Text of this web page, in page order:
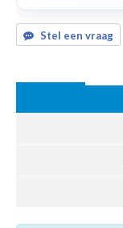
Stel een vraag